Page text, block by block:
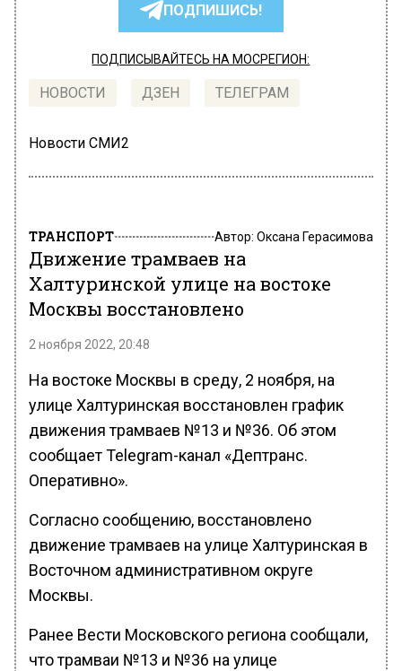
ПОДПИШИСЬ!
ПОДПИСЫВАЙТЕСЬ НА МОСРЕГИОН:
НОВОСТИ ДЗЕН ТЕЛЕГРАМ
Новости СМИ2
ТРАНСПОРТ Автор: Оксана Герасимова
Движение трамваев на
Халтуринской улице на востоке
Москвы восстановлено
2 ноября 2022, 20:48
На востоке Москвы в среду, 2 ноября, на
улице Халтуринская восстановлен график
движения трамваев №13 и №36. Об этом
сообщает Telegram-канал «Дептранс.
Оперативно».
Согласно сообщению, восстановлено
движение трамваев на улице Халтуринская в
Восточном административном округе
Москвы.
Ранее Вести Московского региона сообщали,
что трамваи №13 и №36 на улице